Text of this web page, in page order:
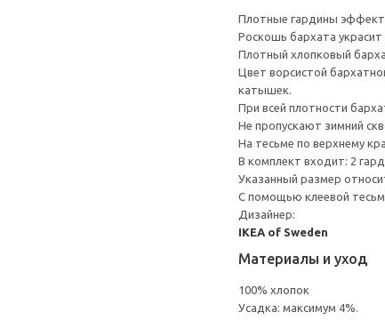
Плотные гардины
Роскошь бархата
Плотный хлопковый
Цвет ворсистой
катышек.
При всей плотности
Не пропускают зимний
На тесьме по верхнему
В комплект входит: 2
Указанный размер
С помощью клеевой
Дизайнер:
IKEA of Sweden
Материалы и уход
100% хлопок
Усадка: максимум 4%.